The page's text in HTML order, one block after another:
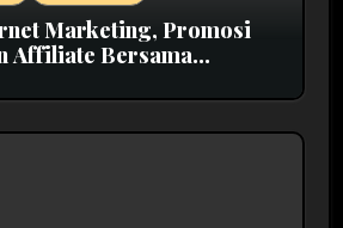
Marketing, Promosi
Affiliate Bersama